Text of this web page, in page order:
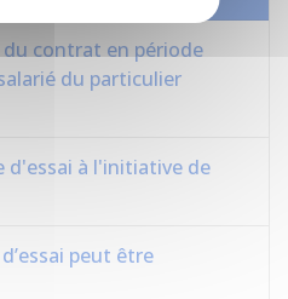
contrat en période
du particulier
d'essai à l'initiative de
peut être